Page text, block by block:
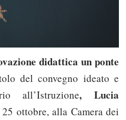
didattica un ponte
del convegno ideato e
all’Istruzione, Lucia
ottobre, alla Camera dei